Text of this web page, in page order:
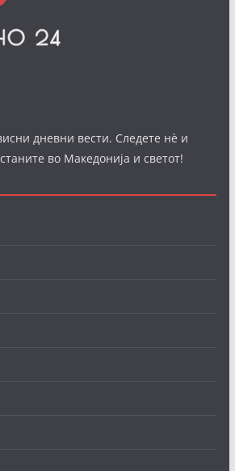
дневни вести. Следете нè и
во Македонија и светот!